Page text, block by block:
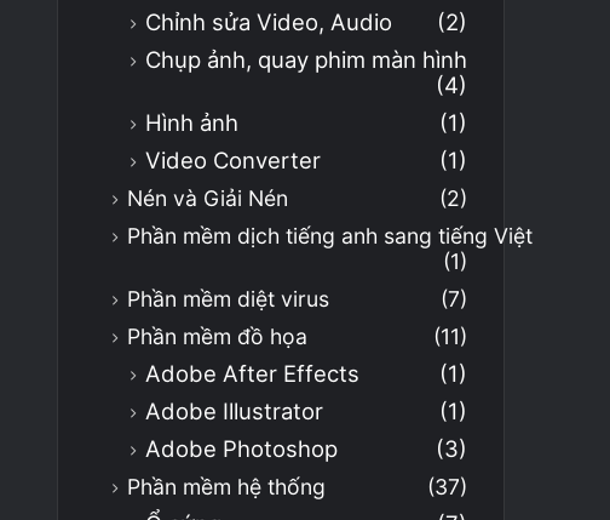
Chỉnh sửa Video, Audio
(2)
Chụp ảnh, quay phim màn hình
(4)
Hình ảnh
(1)
Video Converter
(1)
Nén và Giải Nén
(2)
Phần mềm dịch tiếng anh sang tiếng Việt
(1)
Phần mềm diệt virus
(7)
Phần mềm đồ họa
(11)
Adobe After Effects
(1)
Adobe Illustrator
(1)
Adobe Photoshop
(3)
Phần mềm hệ thống (37)